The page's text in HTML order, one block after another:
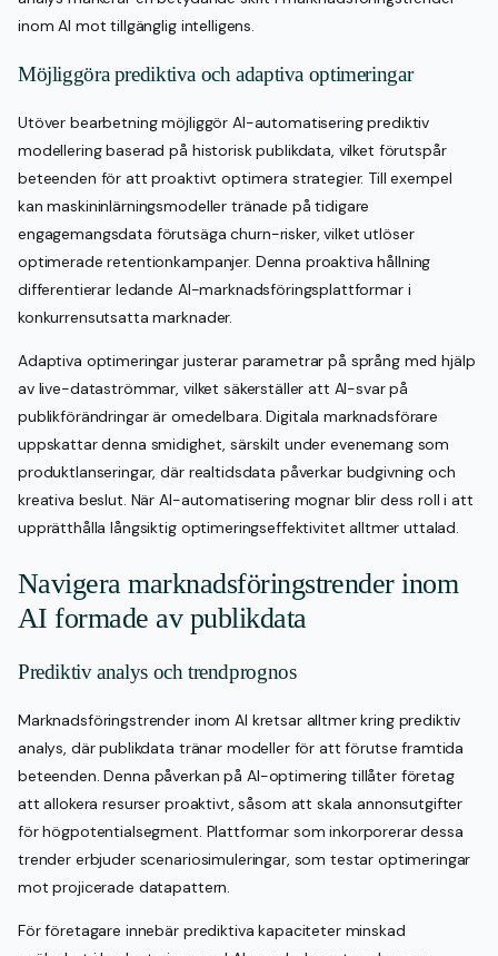
inom AI mot tillgänglig intelligens.
Möjliggöra prediktiva och adaptiva optimeringar
Utöver bearbetning möjliggör AI-automatisering prediktiv
modellering baserad på historisk publikdata, vilket förutspår
beteenden för att proaktivt optimera strategier. Till exempel
kan maskininlärningsmodeller tränade på tidigare
engagemangsdata förutsäga churn-risker, vilket utlöser
optimerade retentionkampanjer. Denna proaktiva hållning
differentierar ledande AI-marknadsföringsplattformar i
konkurrensutsatta marknader.
Adaptiva optimeringar justerar parametrar på språng med hjälp
av live-dataströmmar, vilket säkerställer att AI-svar på
publikförändringar är omedelbara. Digitala marknadsförare
uppskattar denna smidighet, särskilt under evenemang som
produktlanseringar, där realtidsdata påverkar budgivning och
kreativa beslut. När AI-automatisering mognar blir dess roll i att
upprätthålla långsiktig optimeringseffektivitet alltmer uttalad.
Navigera marknadsföringstrender inom
AI formade av publikdata
Prediktiv analys och trendprognos
Marknadsföringstrender inom AI kretsar alltmer kring prediktiv
analys, där publikdata tränar modeller för att förutse framtida
beteenden. Denna påverkan på AI-optimering tillåter företag
att allokera resurser proaktivt, såsom att skala annonsutgifter
för högpotentialsegment. Plattformar som inkorporerar dessa
trender erbjuder scenariosimuleringar, som testar optimeringar
mot projicerade datapattern.
För företagare innebär prediktiva kapaciteter minskad